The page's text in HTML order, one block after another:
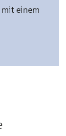
mit einem